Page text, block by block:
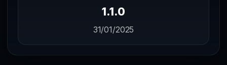
1.1.0
31/01/2025